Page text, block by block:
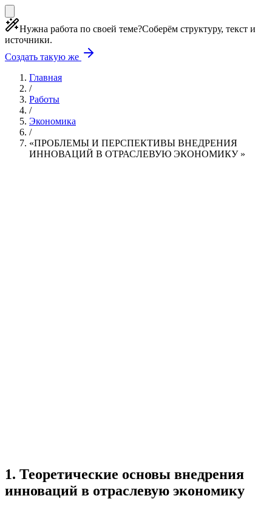
Нужна работа по своей теме?Соберём структуру, текст и
источники.
Создать такую же
Главная
/
Работы
/
Экономика
/
«ПРОБЛЕМЫ И ПЕРСПЕКТИВЫ ВНЕДРЕНИЯ
ИННОВАЦИЙ В ОТРАСЛЕВУЮ ЭКОНОМИКУ »
1. Теоретические основы внедрения
инноваций в отраслевую экономику